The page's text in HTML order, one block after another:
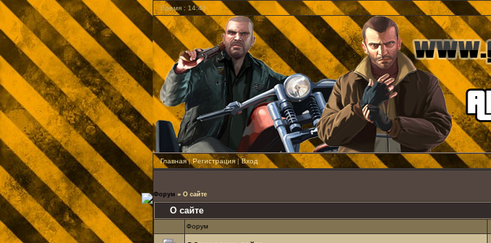
Время : 14:43
Главная|Регистрация |Вход
Форум » О сайте
О сайте
Форум